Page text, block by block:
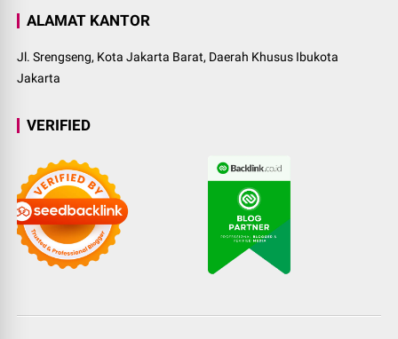
ALAMAT KANTOR
Jl. Srengseng, Kota Jakarta Barat, Daerah Khusus Ibukota
Jakarta
VERIFIED